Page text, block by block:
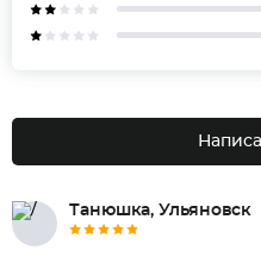
Танюшка, Ульяновск